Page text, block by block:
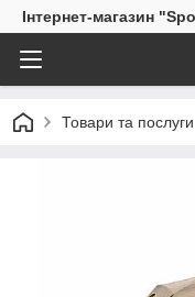
Інтернет-магазин
Товари та послуги